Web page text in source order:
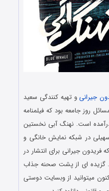
جیرانیو تهیه کنندگی سعید
روز جامعه بود که فیلمنامه
است. نهنگ آبی نخستین
در شبکه نمایش خانگی و
جیرانی برای انتشار در
گزیده ای از پشت صحنه جذاب
میتوانید از وبسایت دوستی